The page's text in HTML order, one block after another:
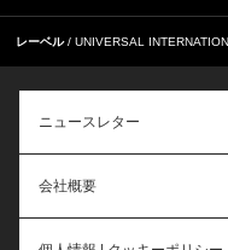
レーベル UNIVERSAL
ニュースレター
会社概要